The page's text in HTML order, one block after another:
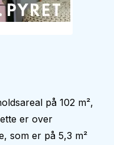
på 102 m²,
er over
som er på 5,3 m²